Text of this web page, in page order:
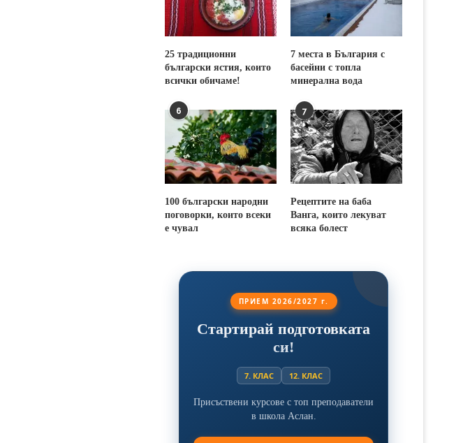
25 традиционни
български ястия, които
всички обичаме!
7 места в България с
басейни с топла
минерална вода
6
100 български народни
поговорки, които всеки
е чувал
7
Рецептите на баба
Ванга, които лекуват
всяка болест
ПРИЕМ 2026/2027 г.
Стартирай подготовката
си!
7. КЛАС 12. КЛАС
Присъствени курсове с топ преподаватели
в школа Аслан.